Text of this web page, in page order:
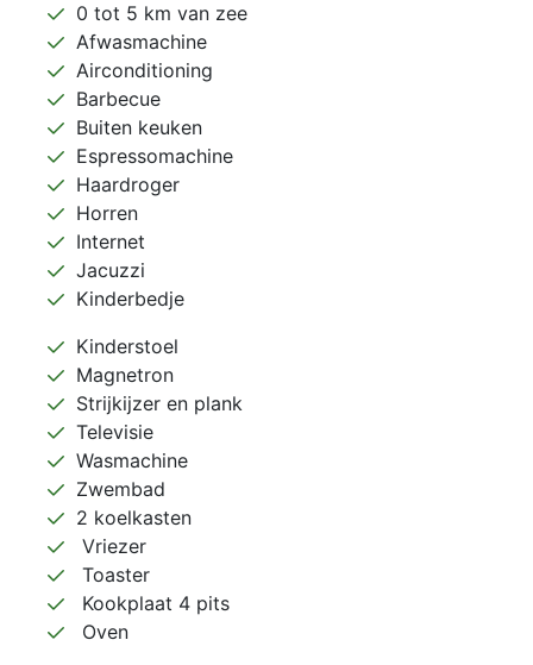
0 tot 5 km van zee
Afwasmachine
Airconditioning
Barbecue
Buiten keuken
Espressomachine
Haardroger
Horren
Internet
Jacuzzi
Kinderbedje
Kinderstoel
Magnetron
Strijkijzer en plank
Televisie
Wasmachine
Zwembad
2 koelkasten
Vriezer
Toaster
Kookplaat 4 pits
Oven